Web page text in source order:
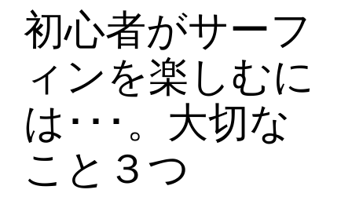
初心者がサーフ
ィンを楽しむに
は･･･。大切な
こと３つ